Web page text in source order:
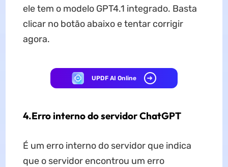
ele tem o modelo GPT4.1 integrado. Basta
clicar no botão abaixo e tentar corrigir
agora.
UPDF AI Online
4.Erro interno do servidor ChatGPT
É um erro interno do servidor que indica
que o servidor encontrou um erro